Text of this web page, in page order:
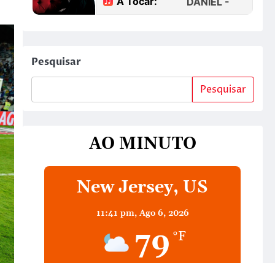
Pesquisar
Pesquisar
AO MINUTO
New Jersey, US
11:41 pm, Ago 6, 2026
79 °F